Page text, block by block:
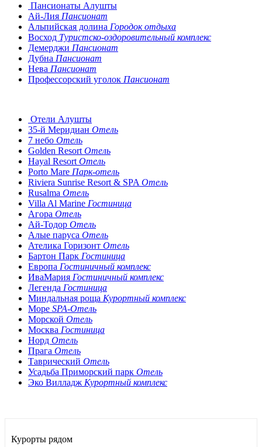
Пансионаты Алушты
Ай-Лия Пансионат
Альпийская долина Городок отдыха
Восход Туристско-оздоровительный комплекс
Демерджи Пансионат
Дубна Пансионат
Нева Пансионат
Профессорский уголок Пансионат
Отели Алушты
35-й Меридиан Отель
7 небо Отель
Golden ResortОтель
Hayal ResortОтель
Porto Mare Парк-отель
Riviera Sunrise Resort & SPAОтель
Rusalma Отель
Villa Al Marine Гостиница
Агора Отель
Ай-Тодор Отель
Алые паруса Отель
Ателика Горизонт Отель
Бартон Парк Гостиница
Европа Гостиничный комплекс
ИваМария Гостиничный комплекс
Легенда Гостиница
Миндальная роща Курортный комплекс
Море SPA-Отель
Морской Отель
Москва Гостиница
Норд Отель
Прага Отель
Таврический Отель
Усадьба Приморский парк Отель
Эко Вилладж Курортный комплекс
Курорты рядом